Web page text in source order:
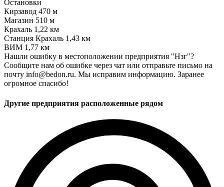
Остановки
Кирзавод 470 м
Магазин 510 м
Крахаль 1,22 км
Станция Крахаль 1,43 км
ВИМ 1,77 км
Нашли ошибку в местоположении предприятия "Нзг"?
Сообщите нам об ошибке через чат или отправьте письмо на
почту info@bedon.ru. Мы исправим информацию. Заранее
огромное спасибо!
Другие предприятия расположенные рядом